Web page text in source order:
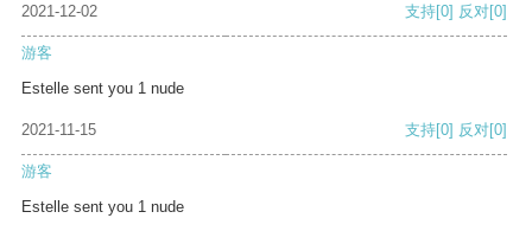
2021-12-02 支持[0] 反对[0]
游客
Estelle sent you 1 nude
2021-11-15 支持[0] 反对[0]
游客
Estelle sent you 1 nude